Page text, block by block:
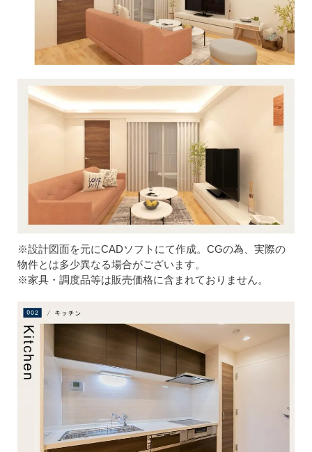
※設計図面を元にCADソフトにて作成。CGの為、実際の
物件とは多少異なる場合がございます。
※家具・調度品等は販売価格に含まれておりません。